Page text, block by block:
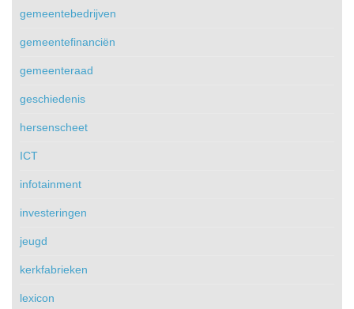
gemeentebedrijven
gemeentefinanciën
gemeenteraad
geschiedenis
hersenscheet
ICT
infotainment
investeringen
jeugd
kerkfabrieken
lexicon